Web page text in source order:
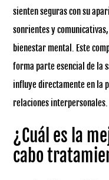
sienten seguras con su
sonrientes y
bienestar mental. Este
forma parte esencial de la
influye directamente en la
relaciones interpersonales.
¿Cuál es la
cabo